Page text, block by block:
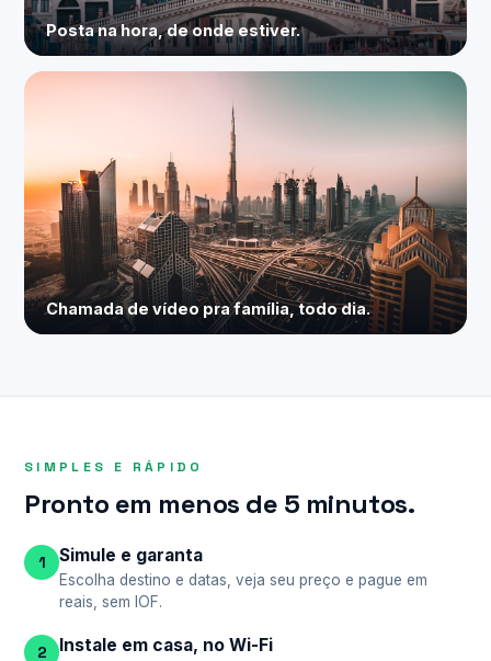
Posta na hora, de onde estiver.
Chamada de vídeo pra família, todo dia.
SIMPLES E RÁPIDO
Pronto em menos de 5 minutos.
1 Simule e garanta
Escolha destino e datas, veja seu preço e pague em
reais, sem IOF.
2 Instale em casa, no Wi-Fi